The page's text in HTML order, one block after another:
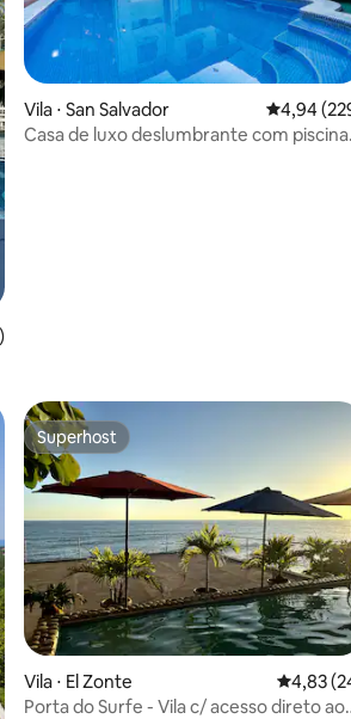
avaliação média de 5, 114 avaliações
Vila ⋅ San Salvador 4,94 de
4,94
Casa de luxo deslumbrante com piscina
Superhost
Superhost
Vila ⋅ El Zonte 4,83 de
4,83
Porta do Surfe - Vila c/ acesso direto ao